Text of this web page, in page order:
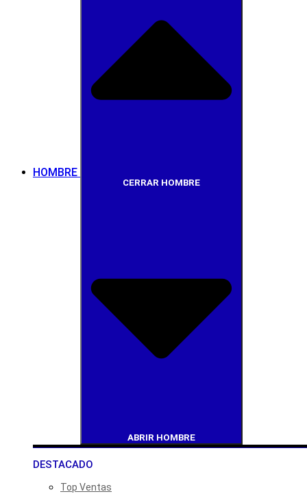
HOMBRE
CERRAR HOMBRE
ABRIR HOMBRE
DESTACADO
Top Ventas